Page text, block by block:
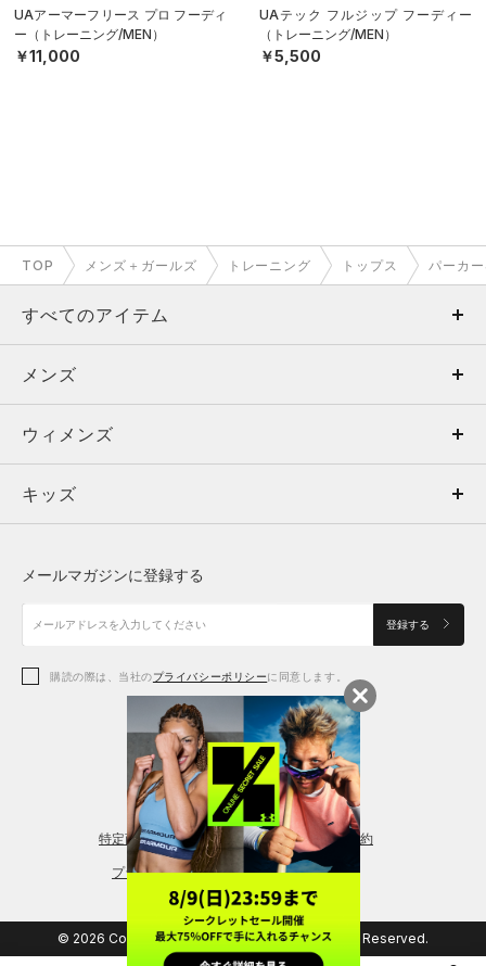
UAアーマーフリース プロ フーディ
ー（トレーニング/MEN）
￥11,000
UAテック フルジップ フーディー
（トレーニング/MEN）
￥5,500
TOP メンズ＋ガールズ トレーニング トップス パーカ
すべてのアイテム
メンズ
ウィメンズ
キッズ
アクセサリー
メンズ
トップス
ボトムス
アクセサリー
ウィメンズ
トップス
シューズ
アクセサリー
レギンス＆タイツ
キッズ
シューズ
メールマガジンに登録する
登録する
購読の際は、当社のプライバシーポリシーに同意します。
特定商取引法に基づく通販の表記 会員規約
プライバシーポリシー
© 2026 Copyright DOME Corporation. All Rights Reserved.